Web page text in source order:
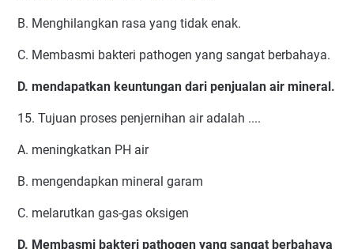
B. Menghilangkan rasa yang tidak enak.
C. Membasmi bakteri pathogen yang sangat berbahaya.
D. mendapatkan keuntungan dari penjualan air mineral.
15. Tujuan proses penjernihan air adalah ....
A. meningkatkan PH air
B. mengendapkan mineral garam
C. melarutkan gas-gas oksigen
D. Membasmi bakteri pathogen yang sangat berbahaya